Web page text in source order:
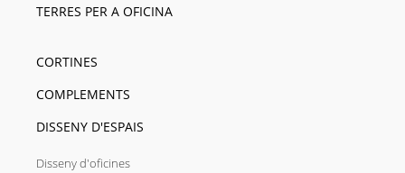
TERRES PER A OFICINA
CORTINES
COMPLEMENTS
DISSENY D'ESPAIS
Disseny d'oficines